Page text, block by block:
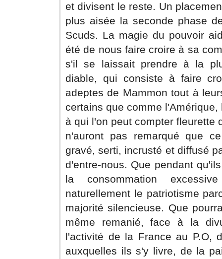
et divisent le reste. Un
plus aisée la seconde phase
Scuds. La magie du pouvoir
été de nous faire croire à sa
s'il se laissait prendre à la
diable, qui consiste à faire
adeptes de Mammon tout à
certains que comme
à qui l'on peut compter fleurette
n'auront pas remarqué que
gravé, serti, incrusté et diffusé
d'entre-nous. Que pendant
la consommation
naturellement le patriotisme
majorité silencieuse. Que
même remanié, face à la
l'activité de la France au P.O,
auxquelles ils s'y livre, de la